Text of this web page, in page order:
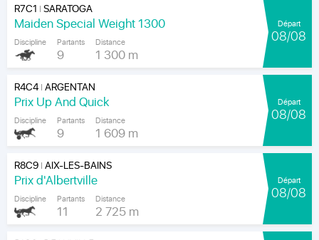
R7C1 |SARATOGA
Maiden Special Weight 1300
Discipline Partants
9
Distance
1 300 m
Départ
08/08
R4C4|ARGENTAN
Prix Up And Quick
Discipline Partants
9
Distance
1 609 m
Départ
08/08
R8C9|AIX-LES-BAINS
Prix d'Albertville
Discipline Partants
11
Distance
2 725 m
Départ
08/08